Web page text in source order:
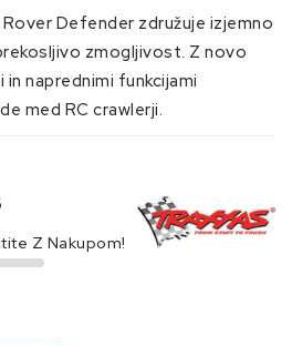
Defender združuje izjemno
zmogljivost. Z novo
naprednimi funkcijami
med RC crawlerji.
Z Nakupom!